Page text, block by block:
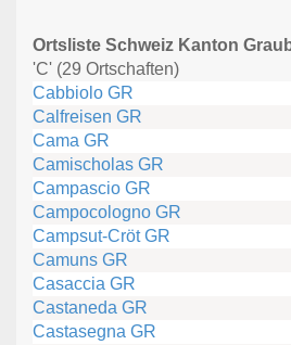
Ortsliste Schweiz Kanton
'C' (29 Ortschaften)
Cabbiolo GR
Calfreisen GR
Cama GR
Camischolas GR
Campascio GR
Campocologno GR
Campsut-Cröt GR
Camuns GR
Casaccia GR
Castaneda GR
Castasegna GR